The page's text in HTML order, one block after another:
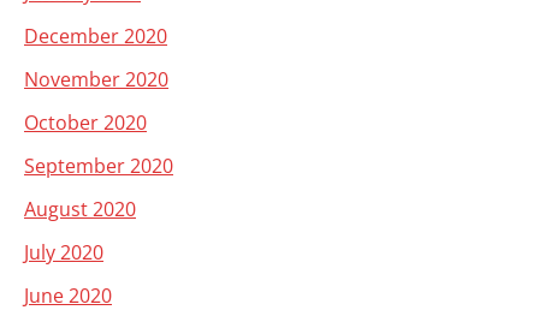
December 2020
November 2020
October 2020
September 2020
August 2020
July 2020
June 2020